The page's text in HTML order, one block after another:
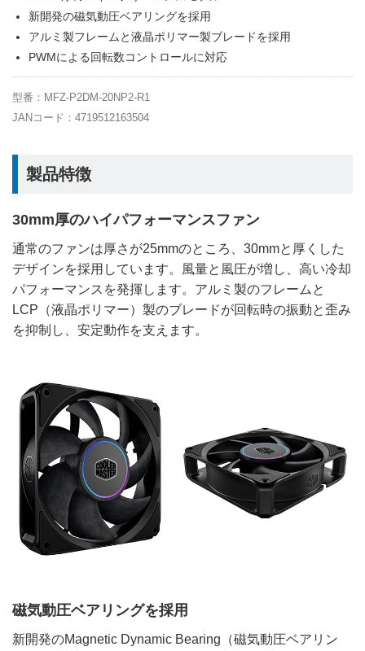
新開発の磁気動圧ベアリングを採用
アルミ製フレームと液晶ポリマー製ブレードを採用
PWMによる回転数コントロールに対応
型番：MFZ-P2DM-20NP2-R1
JANコード：4719512163504
製品特徴
30mm厚のハイパフォーマンスファン
通常のファンは厚さが25mmのところ、30mmと厚くした
デザインを採用しています。風量と風圧が増し、高い冷却
パフォーマンスを発揮します。アルミ製のフレームと
LCP（液晶ポリマー）製のブレードが回転時の振動と歪み
を抑制し、安定動作を支えます。
磁気動圧ベアリングを採用
新開発のMagnetic Dynamic Bearing（磁気動圧ベアリン